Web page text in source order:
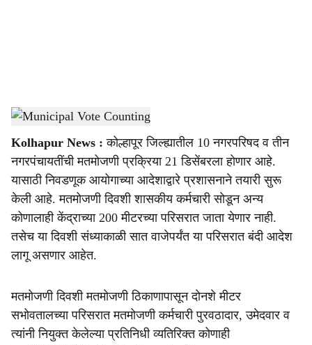
a
r
e
Municipal Vote Counting- Sarkarnama
Kolhapur News : कोल्हापूर जिल्ह्यातील 10 नगरपरिषद व तीन
नगरपंचायतींची मतमोजणी प्रक्रिया 21 डिसेंबरला होणार आहे.
यासाठी निवडणूक आयोगाच्या आदेशाद्वारे प्रशासनाने तयारी सुरू
केली आहे. मतमोजणी दिवशी शासकीय कर्मचारी सोडून अन्य
कोणालाही केंद्राच्या 200 मीटरच्या परिसरात जाता येणार नाही.
तसेच या दिवशी संध्याकाळी सात वाजेपर्यंत या परिसरात बंदी आदेश
लागू असणार आहेत.
मतमोजणी दिवशी मतमोजणी ठिकाणापासून दोनशे मीटर
सभोवतालच्या परिसरात मतमोजणी कर्मचारी पुरवठादार, उमेदवार व
त्यांनी नियुक्त केलेल्या प्रतिनिधी व्यतिरिक्त कोणाही